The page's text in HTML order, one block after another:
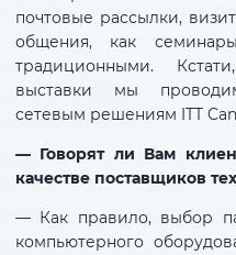
почтовые рассылки,
общения, как
традиционными.
выставки мы
сетевым решениям ITT
— Говорят ли Вам
качестве поставщиков
— Как правило, выбор
компьютерного